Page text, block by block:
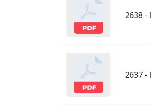
2638 -
2637 -